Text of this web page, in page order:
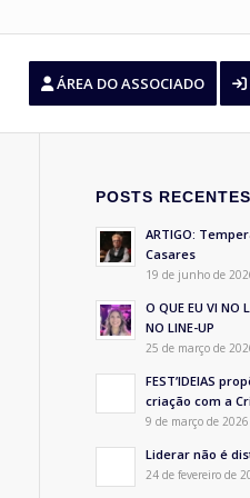
ÁREA DO ASSOCIADO
POSTS RECENTES
ARTIGO:
Casares
19 de junho de
O QUE EU VI NO
NO LINE-UP
25 de março de
FEST’IDEIAS
criação com a
9 de março de
Liderar não é
24 de fevereiro de